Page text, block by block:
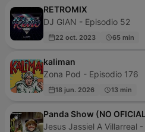
RETROMIX
DJ GIAN - Episodio 52
22 oct. 2023 65 min
kaliman
Zona Pod - Episodio 176
18 jun. 2026 13 min
Panda Show (NO
Jesus Jassiel A Villarreal